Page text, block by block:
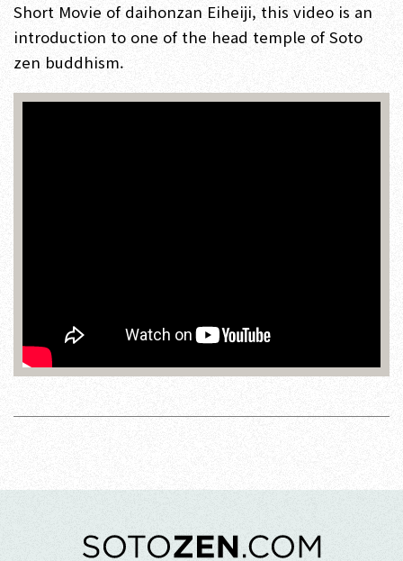
Short Movie of daihonzan Eiheiji, this video is an
introduction to one of the head temple of Soto
zen buddhism.